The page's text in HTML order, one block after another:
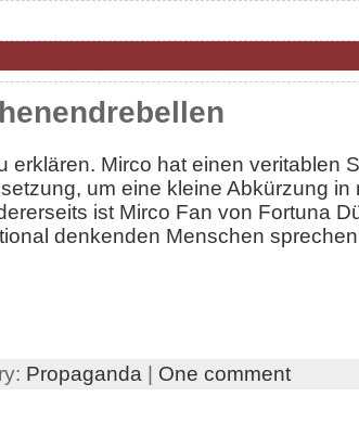
erklären. Mirco hat einen veritablen
um eine kleine Abkürzung
ist Mirco Fan von Fortuna
denkenden Menschen
Propaganda | One comment